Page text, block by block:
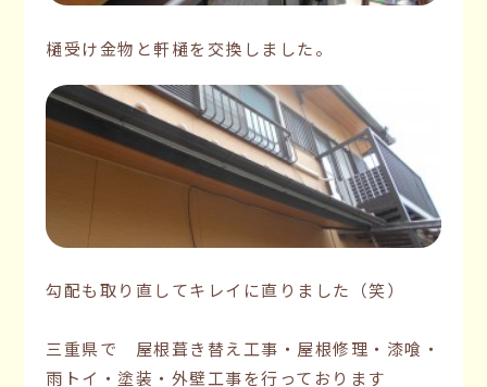
樋受け金物と軒樋を交換しました。
勾配も取り直してキレイに直りました（笑）
三重県で 屋根葺き替え工事・屋根修理・漆喰・
雨トイ・塗装・外壁工事を行っております